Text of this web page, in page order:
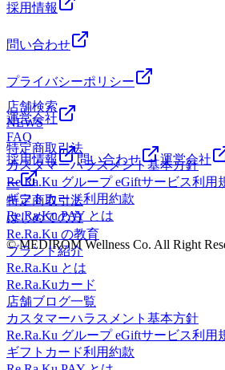
採用情報
問い合わせ
プライバシーポリシー
運営会社
特定商取引法
カスタマーハラスメント基本方針
Re.Ra.Ku グループ eGiftサービス利用
ギフトカード利用約款
Re.Ra.Ku PAY とは
© MEDIROM Wellness Co. All Right
店舗検索
NEWS
FAQ
採用情報
問い合わせ 運営会社
ー
特定商取引法
はじめての方
Re.Ra.Ku の教育
ブランド紹介
Re.Ra.Ku とは
Re.Ra.Kuカード
店舗ブログ一覧
カスタマーハラスメント基本方針
Re.Ra.Ku グループ eGiftサービス利用
ギフトカード利用約款